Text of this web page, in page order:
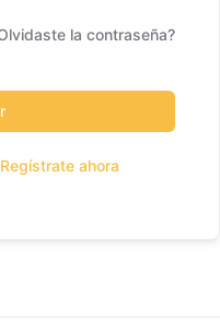
la contraseña?
Regístrate ahora